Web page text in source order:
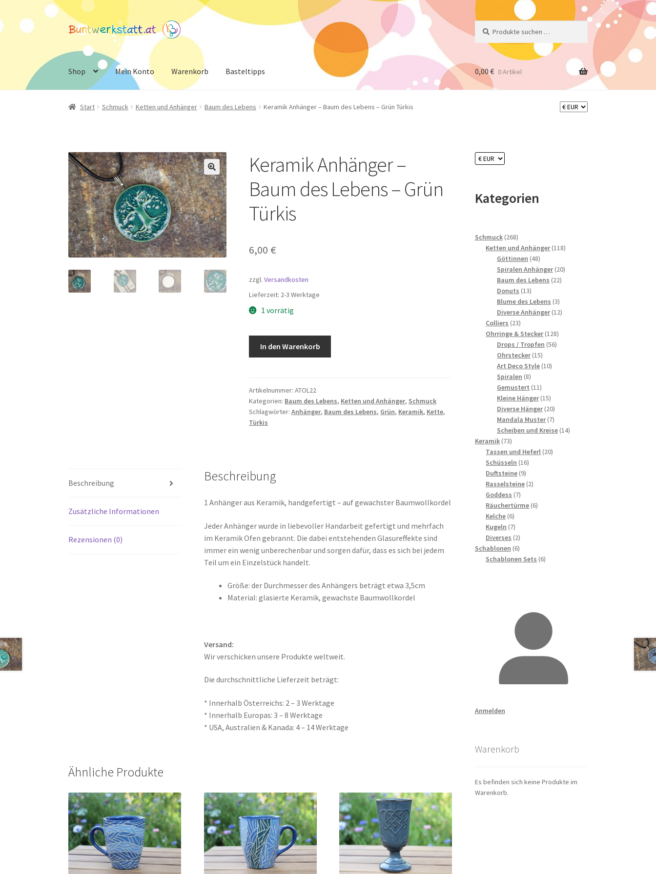
Zur
Navigation
springen
Zum
Inhalt
springen
nach:
Shop Mein Konto Warenkorb Basteltipps 0,00 € 0 Artikel
Start Schmuck Ketten und Anhänger Baum des Lebens Keramik Anhänger – Baum des Lebens – Grün Türkis
Keramik Anhänger –
Baum des Lebens – Grün
Türkis
6,00 €
zzgl.Versandkosten
Lieferzeit: 2-3 Werktage
1 vorrätig
des
Lebens
-
Grün
In den Warenkorb
Artikelnummer:ATOL22
Kategorien: Baum des Lebens, Ketten und Anhänger, Schmuck
Schlagwörter:Anhänger, Baum des Lebens, Grün, Keramik, Kette,
Türkis
Beschreibung
Zusätzliche Informationen
Rezensionen (0)
Beschreibung
1 Anhänger aus Keramik, handgefertigt – auf gewachster Baumwollkordel
Jeder Anhänger wurde in liebevoller Handarbeit gefertigt und mehrfach
im Keramik Ofen gebrannt. Die dabei entstehenden Glasureffekte sind
immer ein wenig unberechenbar und sorgen dafür, dass es sich bei jedem
Teil um ein Einzelstück handelt.
Größe: der Durchmesser des Anhängers beträgt etwa 3,5cm
Material: glasierte Keramik, gewachste Baumwollkordel
Versand:
Wir verschicken unsere Produkte weltweit.
Die durchschnittliche Lieferzeit beträgt:
* Innerhalb Österreichs: 2 – 3 Werktage
* Innerhalb Europas: 3 – 8 Werktage
* USA, Australien & Kanada: 4 – 14 Werktage
Ähnliche Produkte
Kategorien
Schmuck 268268
Produkte
Ketten und Anhänger 118118
Göttinnen 4848
Produkte
Spiralen Anhänger 2020
Baum des Lebens 2222
Donuts 1313
Produkte
Blume des Lebens 33
Produkte
Diverse Anhänger 1212
Colliers 2323
Produkte
Ohrringe & Stecker 128128
Drops / Tropfen 5656
Ohrstecker 1515
Produkte
Art Deco Style 1010
Spiralen 88
Produkte
Gemustert 1111
Produkte
Kleine Hänger 1515
Produkte
Diverse Hänger 2020
Produkte
Mandala Muster 77
Produkte
Scheiben und Kreise 1414
Keramik 7373
Produkte
Tassen und Heferl 2020
Schüsseln 1616
Duftsteine 99
Produkte
Rasselsteine 22
Goddess 77
Produkte
Räuchertürme 66
Kelche 66
Produkte
Kugeln 77
Produkte
Diverses 22
Produkte
Schablonen 66
Produkte
Schablonen Sets 66
Anmelden
Warenkorb
Es befinden sich keine Produkte im
Warenkorb.